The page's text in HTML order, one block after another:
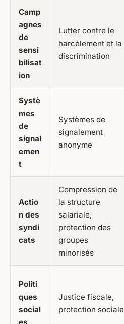
Camp
agnes
de
sensi
bilisat
ion
Lutter contre le
harcèlement et la
discrimination
Systè
mes
de
signal
emen
t
Systèmes de
signalement
anonyme
Actio
n des
syndi
cats
Compression de
la structure
salariale,
protection des
groupes
minorisés
Politi
ques
social
Justice fiscale,
protection sociale